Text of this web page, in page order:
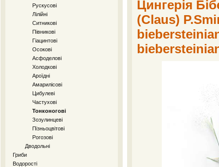
Рускусові
Лілійні
Ситникові
Півникові
Гіацинтові
Осокові
Асфоделові
Холодкові
Ароїдні
Амарилісові
Цибулеві
Частухові
Тонконогові
Зозулинцеві
Пізньоцвітові
Рогозові
Дводольні
Гриби
Водорості
Цингерія
(Claus)